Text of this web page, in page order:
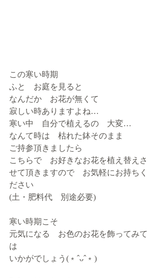
この寒い時期
ふと　お庭を見ると
なんだか　お花が無くて
寂しい時ありますよね…
寒い中　自分で植えるの　大変…
なんて時は　枯れた鉢そのまま
ご持参頂きましたら
こちらで　お好きなお花を植え替えさ
せて頂きますので　お気軽にお持ちく
ださい
(土・肥料代　別途必要)
寒い時期こそ
元気になる　お色のお花を飾ってみて
は
いかがでしょう(﹡ˆᴗˆ﹡)